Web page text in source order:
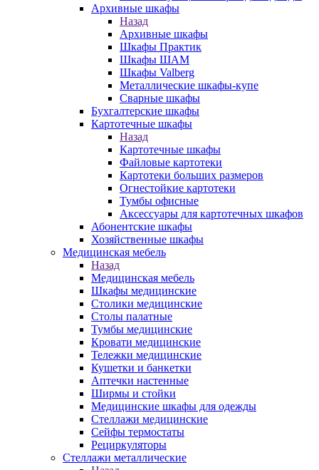
Архивные шкафы
Назад
Архивные шкафы
Шкафы Практик
Шкафы ШАМ
Шкафы Valberg
Металлические шкафы-купе
Сварные шкафы
Бухгалтерские шкафы
Картотечные шкафы
Назад
Картотечные шкафы
Файловые картотеки
Картотеки больших размеров
Огнестойкие картотеки
Тумбы офисные
Аксессуары для картотечных шкафов
Абонентские шкафы
Хозяйственные шкафы
Медицинская мебель
Назад
Медицинская мебель
Шкафы медицинские
Столики медицинские
Столы палатные
Тумбы медицинские
Кровати медицинские
Тележки медицинские
Кушетки и банкетки
Аптечки настенные
Ширмы и стойки
Медицинские шкафы для одежды
Стеллажи медицинские
Сейфы термостаты
Рециркуляторы
Стеллажи металлические